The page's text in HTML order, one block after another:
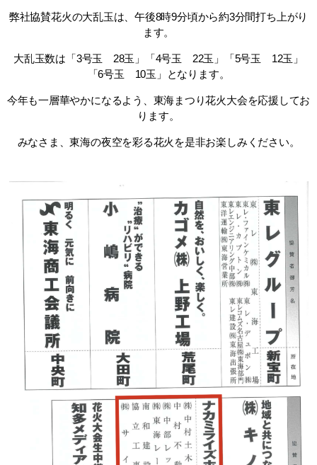
弊社協賛花火の大乱玉は、午後8時9分頃から約3分間打ち上がり
ます。
大乱玉数は「3号玉 28玉」「4号玉 22玉」「5号玉 12玉」
「6号玉 10玉」となります。
今年も一層華やかになるよう、東海まつり花火大会を応援してお
ります。
みなさま、東海の夜空を彩る花火を是非お楽しみください。